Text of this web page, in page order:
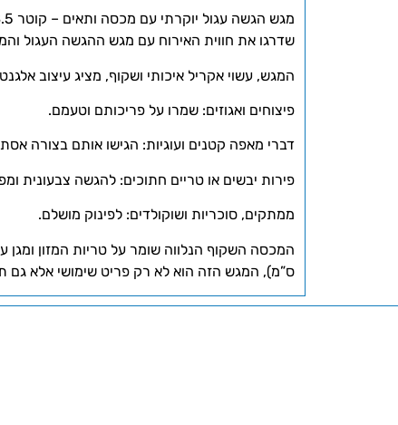
מגש הגשה עגול יוקרתי עם מכסה ותאים – קוטר 28.5 ס”מ
שדרגו את חווית האירוח עם מגש ההגשה העגול
המגש, עשוי אקריל איכותי ושקוף, מציג עיצוב
פיצוחים ואגוזים: שמרו על פריכותם וטעמם.
דברי מאפה קטנים ועוגיות: הגישו אותם בצורה
פירות יבשים או טריים חתוכים: להגשה צבעונית
ממתקים, סוכריות ושוקולדים: לפינוק מושלם.
ס”מ), המגש הזה הוא לא רק פריט שימושי אלא גם